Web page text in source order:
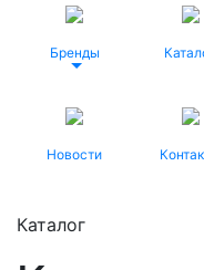
Бренды
Новости
Каталог